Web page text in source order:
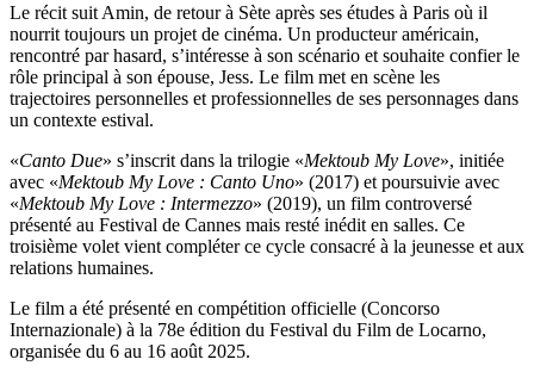
Le récit suit Amin, de retour à Sète après ses études à Paris où il
nourrit toujours un projet de cinéma. Un producteur américain,
rencontré par hasard, s’intéresse à son scénario et souhaite confier le
rôle principal à son épouse, Jess. Le film met en scène les
trajectoires personnelles et professionnelles de ses personnages dans
un contexte estival.
«Canto Due» s’inscrit dans la trilogie «Mektoub My Love», initiée
avec «Mektoub My Love : Canto Uno» (2017) et poursuivie avec
«Mektoub My Love : Intermezzo» (2019), un film controversé
présenté au Festival de Cannes mais resté inédit en salles. Ce
troisième volet vient compléter ce cycle consacré à la jeunesse et aux
relations humaines.
Le film a été présenté en compétition officielle (Concorso
Internazionale) à la 78e édition du Festival du Film de Locarno,
organisée du 6 au 16 août 2025.